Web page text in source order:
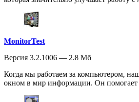
MonitorTest
Версия 3.2.1006 — 2.8 Мб
Когда мы работаем за компьютером,
окном в мир информации. Он помогает